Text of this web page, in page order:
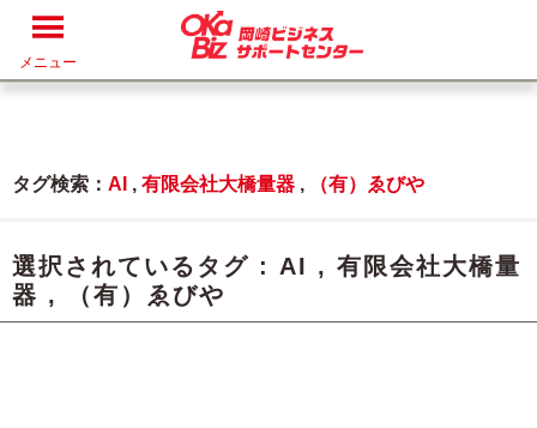
メニュー
タグ検索： AI , 有限会社大橋量器 , （有）ゑびや
選択されているタグ : AI , 有限会社大橋量
器 , （有）ゑびや